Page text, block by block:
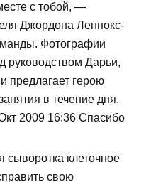
с тобой, —
Джордона Леннокс-
Фотографии
руководством Дарьи,
предлагает герою
в течение дня.
2009 16:36 Спасибо
клеточное
свою